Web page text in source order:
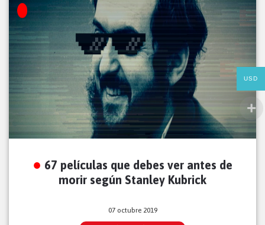
67 películas que debes ver antes de
morir según Stanley Kubrick
07 octubre 2019
USD